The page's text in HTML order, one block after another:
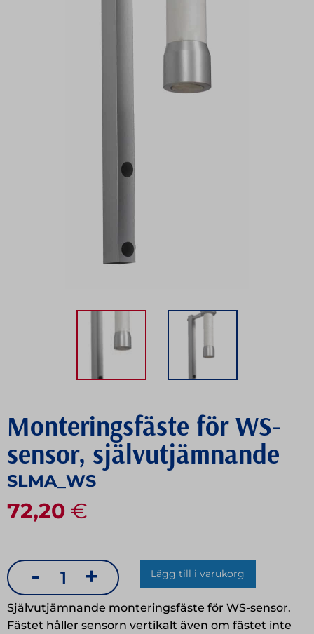
Monteringsfäste för WS-
sensor, självutjämnande
SLMA_WS
72,20 €
-
Monteringsfäste
för
WS-
+ Lägg till i varukorg
Självutjämnande monteringsfäste för WS-sensor.
Fästet håller sensorn vertikalt även om fästet inte